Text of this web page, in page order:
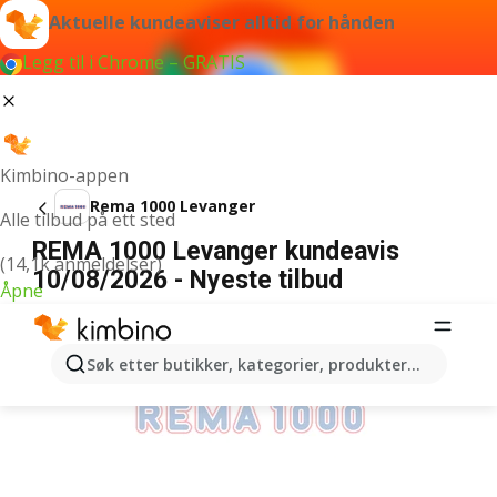
Aktuelle kundeaviser alltid for hånden
Legg til i Chrome – GRATIS
Kimbino-appen
Alle tilbud på ett sted
(14,1k anmeldelser)
Åpne
Søk etter butikker, kategorier, produkter...
Rema 1000 Levanger
REMA 1000 Levanger kundeavis
10/08/2026 - Nyeste tilbud